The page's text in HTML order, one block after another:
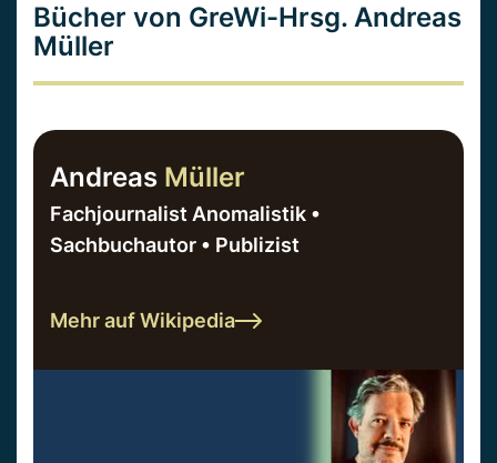
Bücher von GreWi-Hrsg. Andreas
Müller
Andreas Müller
Fachjournalist Anomalistik •
Sachbuchautor • Publizist
Mehr auf Wikipedia